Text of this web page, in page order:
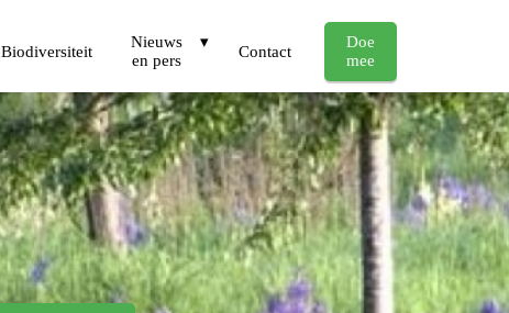
Biodiversiteit
Nieuws
en pers
Contact
Doe
mee